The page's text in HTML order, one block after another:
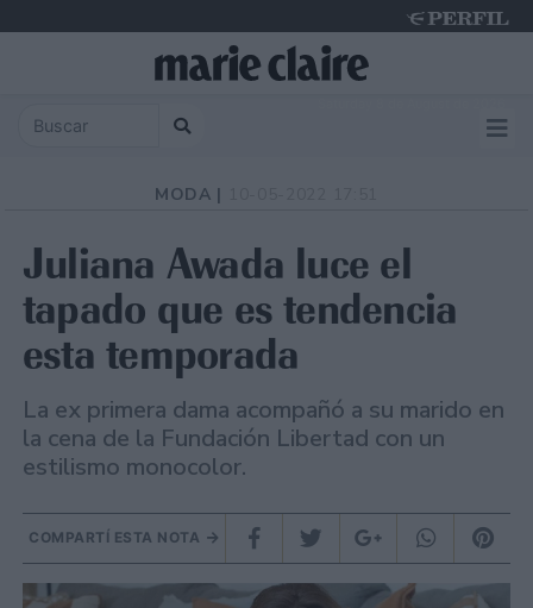
MODA |
Juliana Awada luce el
tapado que es tendencia
esta temporada
La ex primera dama acompañó a su marido en
la cena de la Fundación Libertad con un
estilismo monocolor.
COMPARTÍ ESTA NOTA